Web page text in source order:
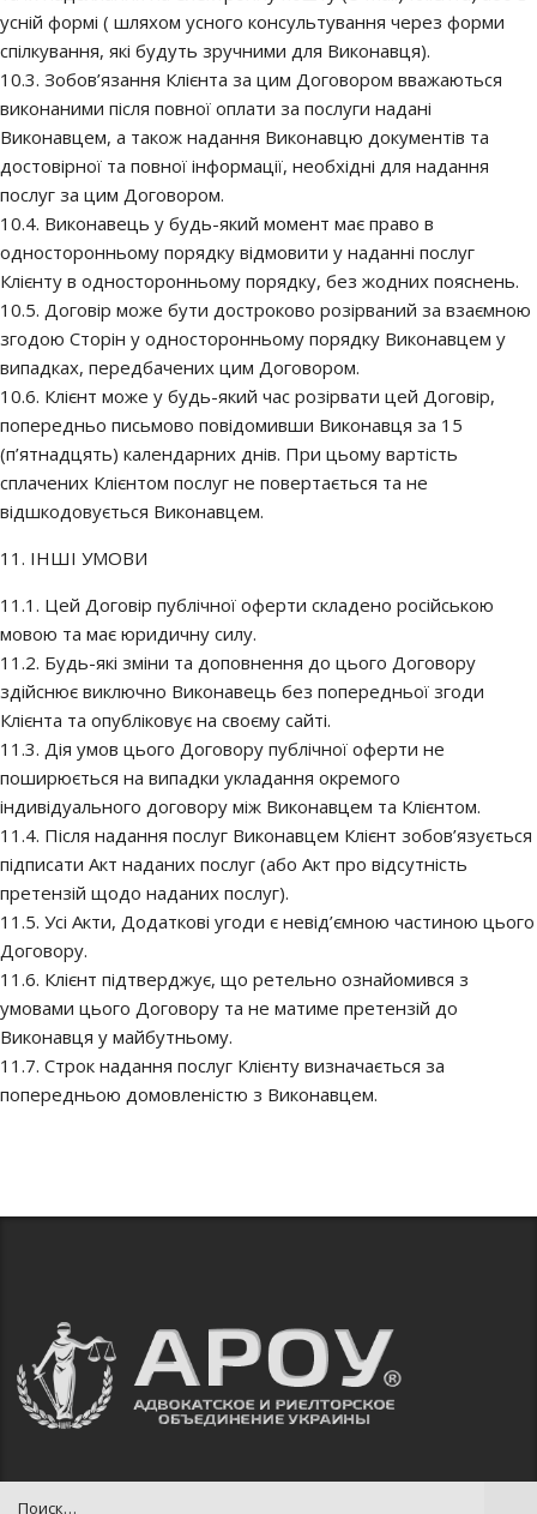
усній формі ( шляхом усного консультування через форми
спілкування, які будуть зручними для Виконавця).
10.3. Зобов’язання Клієнта за цим Договором вважаються
виконаними після повної оплати за послуги надані
Виконавцем, а також надання Виконавцю документів та
достовірної та повної інформації, необхідні для надання
послуг за цим Договором.
10.4. Виконавець у будь-який момент має право в
односторонньому порядку відмовити у наданні послуг
Клієнту в односторонньому порядку, без жодних пояснень.
10.5. Договір може бути достроково розірваний за взаємною
згодою Сторін у односторонньому порядку Виконавцем у
випадках, передбачених цим Договором.
10.6. Клієнт може у будь-який час розірвати цей Договір,
попередньо письмово повідомивши Виконавця за 15
(п’ятнадцять) календарних днів. При цьому вартість
сплачених Клієнтом послуг не повертається та не
відшкодовується Виконавцем.
11. ІНШІ УМОВИ
11.1. Цей Договір публічної оферти складено російською
мовою та має юридичну силу.
11.2. Будь-які зміни та доповнення до цього Договору
здійснює виключно Виконавець без попередньої згоди
Клієнта та опубліковує на своєму сайті.
11.3. Дія умов цього Договору публічної оферти не
поширюється на випадки укладання окремого
індивідуального договору між Виконавцем та Клієнтом.
11.4. Після надання послуг Виконавцем Клієнт зобов’язується
підписати Акт наданих послуг (або Акт про відсутність
претензій щодо наданих послуг).
11.5. Усі Акти, Додаткові угоди є невід’ємною частиною цього
Договору.
11.6. Клієнт підтверджує, що ретельно ознайомився з
умовами цього Договору та не матиме претензій до
Виконавця у майбутньому.
11.7. Строк надання послуг Клієнту визначається за
попередньою домовленістю з Виконавцем.